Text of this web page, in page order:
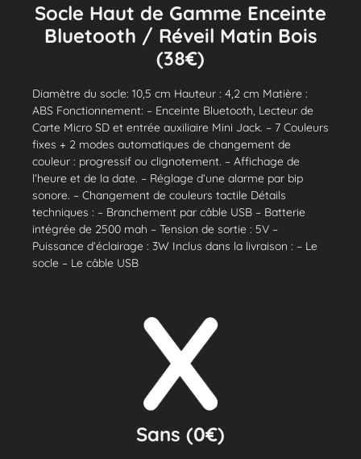
Socle Haut de Gamme Enceinte
Bluetooth / Réveil Matin Bois
(38€)
Diamètre du socle: 10,5 cm Hauteur : 4,2 cm Matière :
ABS Fonctionnement: – Enceinte Bluetooth, Lecteur de
Carte Micro SD et entrée auxiliaire Mini Jack. – 7 Couleurs
fixes + 2 modes automatiques de changement de
couleur : progressif ou clignotement. – Affichage de
l’heure et de la date. – Réglage d’une alarme par bip
sonore. – Changement de couleurs tactile Détails
techniques : – Branchement par câble USB – Batterie
intégrée de 2500 mah – Tension de sortie : 5V –
Puissance d’éclairage : 3W Inclus dans la livraison : – Le
socle – Le câble USB
Sans (0€)